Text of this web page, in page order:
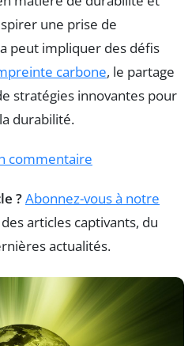
une prise de
peut impliquer des défis
carbone, le partage
stratégies innovantes pour
durabilité.
commentaire
?Abonnez-vous à notre
articles captivants, du
actualités.